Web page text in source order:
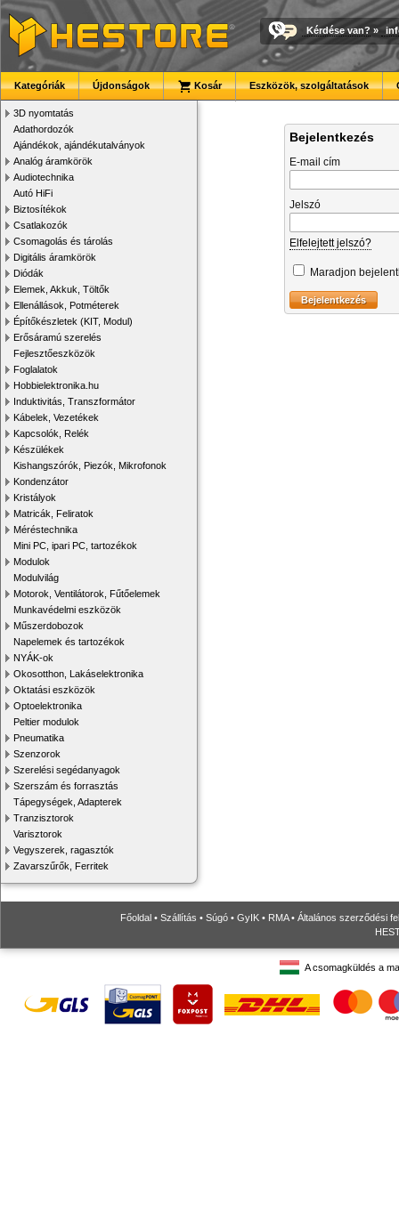
Kérdése van? »
Kategóriák Újdonságok Kosár Eszközök, szolgáltatások
3D nyomtatás
Adathordozók
Ajándékok, ajándékutalványok
Analóg áramkörök
Audiotechnika
Autó HiFi
Biztosítékok
Csatlakozók
Csomagolás és tárolás
Digitális áramkörök
Diódák
Elemek, Akkuk, Töltők
Ellenállások, Potméterek
Építőkészletek (KIT, Modul)
Erősáramú szerelés
Fejlesztőeszközök
Foglalatok
Hobbielektronika.hu
Induktivitás, Transzformátor
Kábelek, Vezetékek
Kapcsolók, Relék
Készülékek
Kishangszórók, Piezók, Mikrofonok
Kondenzátor
Kristályok
Matricák, Feliratok
Méréstechnika
Mini PC, ipari PC, tartozékok
Modulok
Modulvilág
Motorok, Ventilátorok, Fűtőelemek
Munkavédelmi eszközök
Műszerdobozok
Napelemek és tartozékok
NYÁK-ok
Okosotthon, Lakáselektronika
Oktatási eszközök
Optoelektronika
Peltier modulok
Pneumatika
Szenzorok
Szerelési segédanyagok
Szerszám és forrasztás
Tápegységek, Adapterek
Tranzisztorok
Varisztorok
Vegyszerek, ragasztók
Zavarszűrők, Ferritek
Bejelentkezés
E-mail cím
Jelszó
Elfelejtett jelszó?
Maradjon
Főoldal • Szállítás • Súgó • GyIK • RMA• Általános szerződési
A csomagküldés a